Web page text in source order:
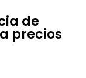
de
precios